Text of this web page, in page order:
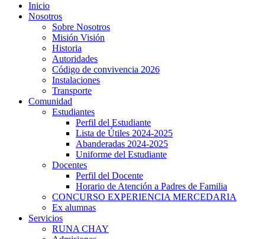
Inicio
Nosotros
Sobre Nosotros
Misión Visión
Historia
Autoridades
Código de convivencia 2026
Instalaciones
Transporte
Comunidad
Estudiantes
Perfil del Estudiante
Lista de Útiles 2024-2025
Abanderadas 2024-2025
Uniforme del Estudiante
Docentes
Perfil del Docente
Horario de Atención a Padres de Familia
CONCURSO EXPERIENCIA MERCEDARIA
Ex alumnas
Servicios
RUNA CHAY